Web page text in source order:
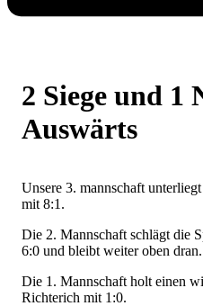
2 Siege und 1
Auswärts
Unsere 3. mannschaft
mit 8:1.
Die 2. Mannschaft schlägt die
6:0 und bleibt weiter oben dran.
Die 1. Mannschaft holt einen
Richterich mit 1:0.